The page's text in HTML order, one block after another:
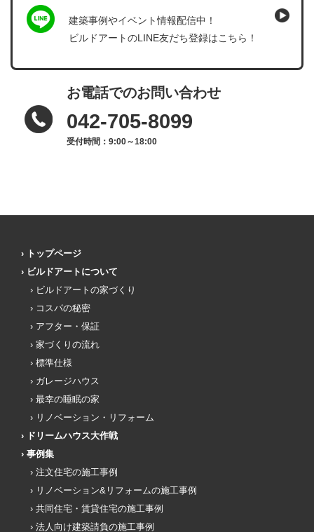
建築事例やイベント情報配信中！
ビルドアートのLINE友だち登録はこちら！
お電話でのお問い合わせ
042-705-8099
受付時間：9:00～18:00
トップページ
ビルドアートについて
ビルドアートの家づくり
コスパの秘密
アフター・保証
家づくりの流れ
標準仕様
ガレージハウス
最幸の睡眠の家
リノベーション・リフォーム
ドリームハウス大作戦
事例集
注文住宅の施工事例
リノベーション&リフォームの施工事例
共同住宅・賃貸住宅の施工事例
法人向け建築請負の施工事例